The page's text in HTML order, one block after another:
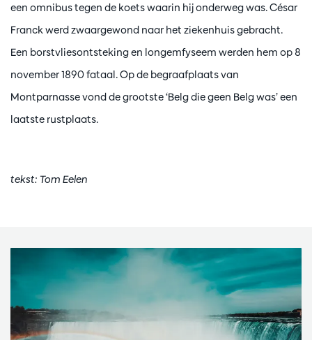
een omnibus tegen de koets waarin hij onderweg was. César
Franck werd zwaargewond naar het ziekenhuis gebracht.
Een borstvliesontsteking en longemfyseem werden hem op 8
november 1890 fataal. Op de begraafplaats van
Montparnasse vond de grootste ‘Belg die geen Belg was’ een
laatste rustplaats.
tekst: Tom Eelen